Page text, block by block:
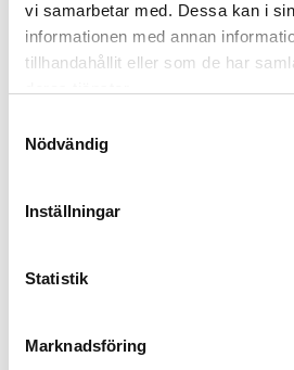
vi samarbetar med. Dessa kan i
informationen med annan
tillhandahållit eller som de har
Nödvändig
Inställningar
Statistik
Marknadsföring
Polisregionen erkänner
rättas till”
Desktopannnons
Debatt
Slutreplik:
motiv